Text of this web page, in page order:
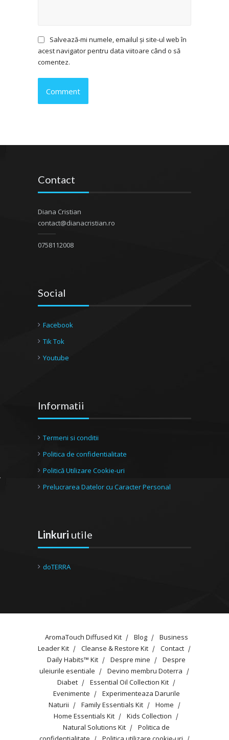
Salvează-mi numele, emailul și site-ul web în
acest navigator pentru data viitoare când o să
comentez.
Contact
Diana Cristian
contact@dianacristian.ro
0758112008
Social
Facebook
Tik Tok
Youtube
Informatii
Termeni si conditii
Politica de confidentialitate
Politică Utilizare Cookie-uri
Prelucrarea Datelor cu Caracter Personal
Linkuri utile
doTERRA
AromaTouch Diffused Kit Blog
Business
Leader Kit
Cleanse & Restore Kit
Contact
Daily Habits™ Kit
Despre mine
Despre
uleiurile esentiale
Devino membru Doterra
Diabet
Essential Oil Collection Kit
Evenimente
Experimenteaza Darurile
Naturii
Family Essentials Kit
Home
Home Essentials Kit
Kids Collection
Natural Solutions Kit
Politica de